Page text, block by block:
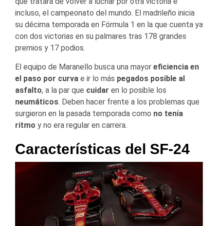
incluso, el campeonato del mundo. El madrileño inicia
su décima temporada en Fórmula 1 en la que cuenta ya
con dos victorias en su palmares tras 178 grandes
premios y 17 podios.
El equipo de Maranello busca una mayor eficiencia en
el paso por curva e ir lo más pegados posible al
asfalto, a la par que cuidar en lo posible los
neumáticos. Deben hacer frente a los problemas que
surgieron en la pasada temporada como no tenía
ritmo y no era regular en carrera.
Características del SF-24